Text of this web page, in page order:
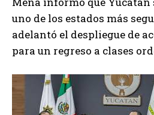
uno de los estados más
adelantó el despliegue de
para un regreso a clases